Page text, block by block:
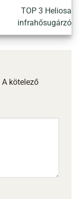
TOP 3 Heliosa
infrahősugárzó
A kötelező